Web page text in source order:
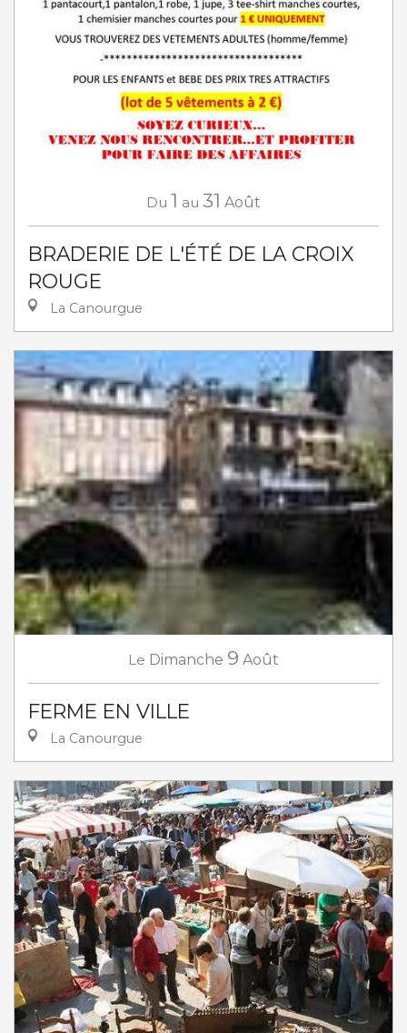
Du 1 au 31 Août
BRADERIE DE L'ÉTÉ DE LA CROIX
ROUGE
La Canourgue
Le Dimanche 9 Août
FERME EN VILLE
La Canourgue